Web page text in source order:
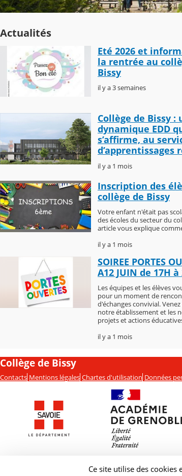
Actualités
Eté 2026 et
la rentrée au
Bissy
il y a 3 semaines
Collège de Bissy :
dynamique EDD
s’affirme, au
d’apprentissages
il y a 1 mois
Inscription des
collège de Bissy
Votre enfant n'était pas
des écoles du secteur du
article vous explique
il y a 1 mois
SOIREE PORTES
A12 JUIN de 17H à
Les équipes et les élèves
pour un moment de
d'échanges convivial.
notre établissement et les
projets et actions
il y a 1 mois
Collège de Bissy
Contacts Mentions légales Chartes d'utilisation Données
Ce site utilise des